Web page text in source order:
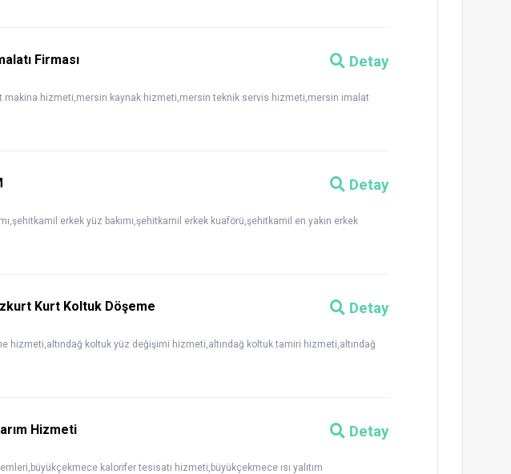
Detay
Firması
hizmeti,mersin kaynak hizmeti,mersin teknik servis hizmeti,mersin imalat
Detay
erkek yüz bakımı,şehitkamil erkek kuaförü,şehitkamil en yakın erkek
Detay
Kurt Koltuk Döşeme
hizmeti,altındağ koltuk yüz değişimi hizmeti,altındağ koltuk tamiri hizmeti,altındağ
Detay
Hizmeti
kalorifer tesisatı hizmeti,büyükçekmece ısı yalıtım